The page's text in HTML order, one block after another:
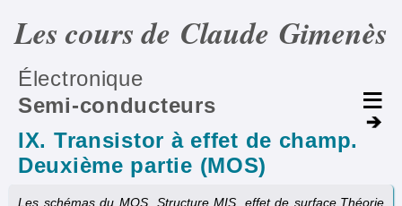
Les cours de Claude Gimenès
Électronique
Semi-conducteurs
IX. Transistor à effet de champ.
Deuxième partie (MOS)
Les schémas du MOS. Structure MIS, effet de surface.Théorie